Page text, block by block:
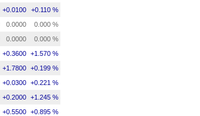
+0.0100 +0.110 %
0.0000 0.000 %
0.0000 0.000 %
+0.3600 +1.570 %
+1.7800 +0.199 %
+0.0300 +0.221 %
+0.2000 +1.245 %
+0.5500 +0.895 %